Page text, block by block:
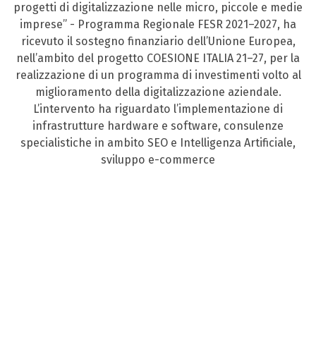
progetti di digitalizzazione nelle micro, piccole e medie
imprese” - Programma Regionale FESR 2021–2027, ha
ricevuto il sostegno finanziario dell’Unione Europea,
nell’ambito del progetto COESIONE ITALIA 21–27, per la
realizzazione di un programma di investimenti volto al
miglioramento della digitalizzazione aziendale.
L’intervento ha riguardato l’implementazione di
infrastrutture hardware e software, consulenze
specialistiche in ambito SEO e Intelligenza Artificiale,
sviluppo e-commerce